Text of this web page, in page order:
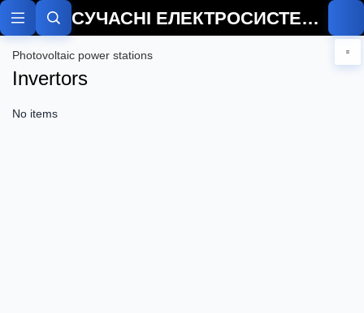
Photovoltaic power stations
Invertors
No items
СУЧАСНІ ЕЛЕКТРОСИСТЕМИ